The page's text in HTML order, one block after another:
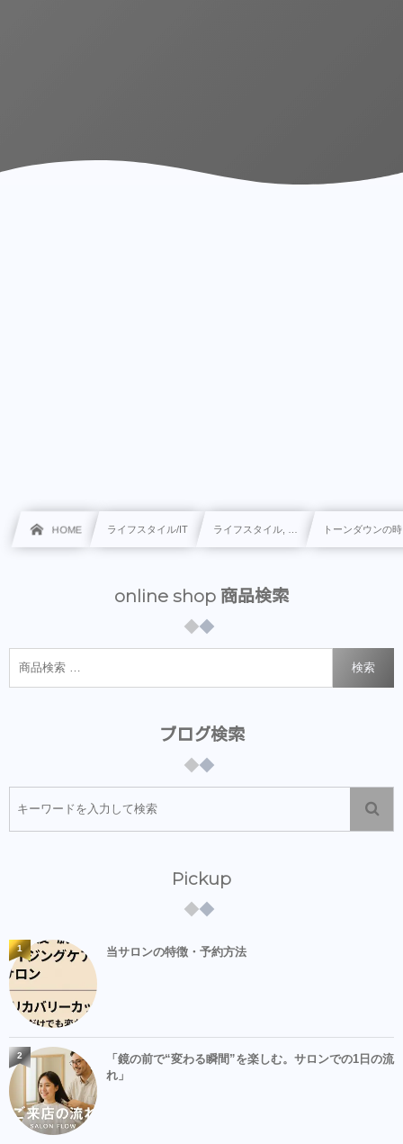
HOME ライフスタイル/IT ライフスタイル, … トーンダウンの
online shop 商品検索
検索
ブログ検索
Pickup
当サロンの特徴・予約方法
1
「鏡の前で“変わる瞬間”を楽しむ。サロンでの1日の流
れ」
2